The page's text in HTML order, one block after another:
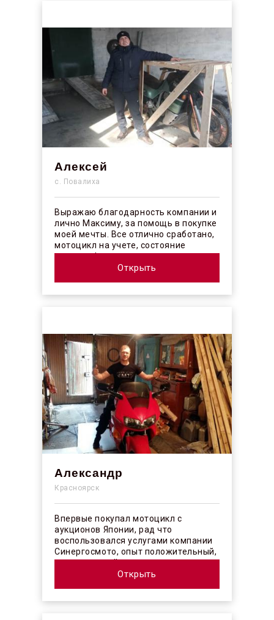
Алексей
с. Повалиха
Выражаю благодарность компании и
лично Максиму, за помощь в покупке
моей мечты. Все отлично сработано,
мотоцикл на учете, состояние
отличное! ...
Открыть
Александр
Красноярск
Впервые покупал мотоцикл с
аукционов Японии, рад что
воспользовался услугами компании
Синергосмото, опыт положительный,
коллектив действительно
профессионалы своего ...
Открыть